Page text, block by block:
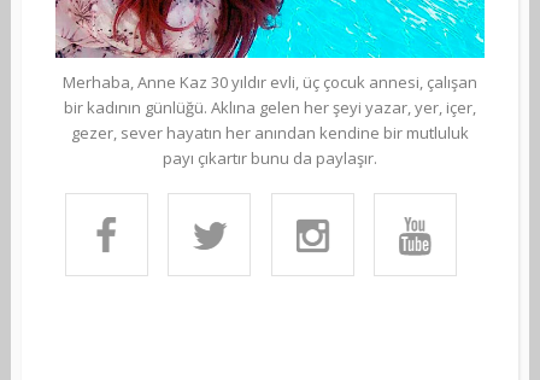
Merhaba, Anne Kaz 30 yıldır evli, üç çocuk annesi, çalışan
bir kadının günlüğü. Aklına gelen her şeyi yazar, yer, içer,
gezer, sever hayatın her anından kendine bir mutluluk
payı çıkartır bunu da paylaşır.